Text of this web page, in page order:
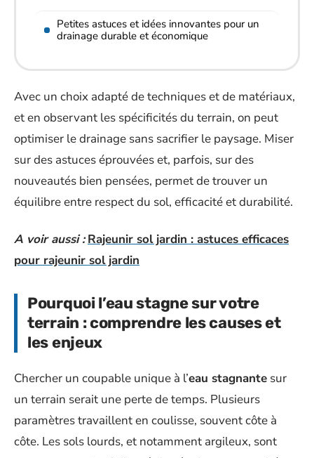
Petites astuces et idées innovantes pour un
drainage durable et économique
Avec un choix adapté de techniques et de matériaux,
et en observant les spécificités du terrain, on peut
optimiser le drainage sans sacrifier le paysage. Miser
sur des astuces éprouvées et, parfois, sur des
nouveautés bien pensées, permet de trouver un
équilibre entre respect du sol, efficacité et durabilité.
A voir aussi : Rajeunir sol jardin : astuces efficaces
pour rajeunir sol jardin
Pourquoi l’eau stagne sur votre
terrain : comprendre les causes et
les enjeux
Chercher un coupable unique à l’eau stagnante sur
un terrain serait une perte de temps. Plusieurs
paramètres travaillent en coulisse, souvent côte à
côte. Les sols lourds, et notamment argileux, sont